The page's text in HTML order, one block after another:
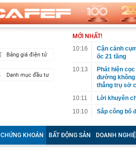
Bảng giá điện tử
Danh mục đầu tư
MỚI NHẤT!
10:16
Cận cảnh
ốc 21 tầng
10:13
Phát hiện
đường không
thẳng trụ sở
10:11
Lời khuyên
10:10
Sắp công bố
10:05
Khách Tây
chuẩn đét,
10:03
Giá bạc thỏi,
CHỨNG KHOÁN BẤT ĐỘNG SẢN DOANH